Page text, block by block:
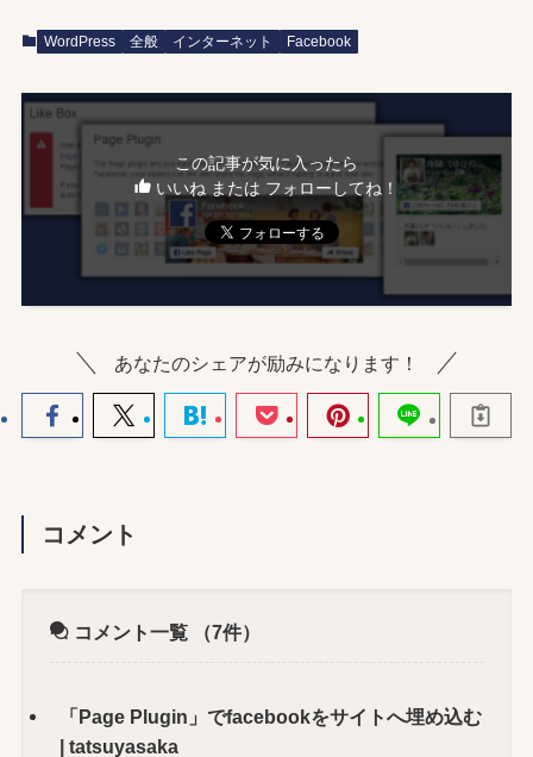
WordPress 全般 インターネット Facebook
この記事が気に入ったら
いいね または フォローしてね！
あなたのシェアが励みになります！
コメント
コメント一覧 （7件）
「Page Plugin」でfacebookをサイトへ埋め込む
| tatsuyasaka